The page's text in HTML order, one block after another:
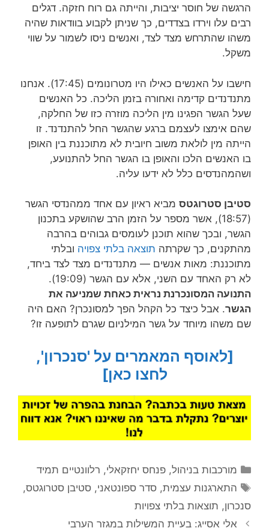
הרגשה של חוסר יציבות, והייתה גם רוח חזקה. דגלים
רבים עלו וירדו בצדדים, כך שניתן לקבוע בוודאות שהיה
משהו שהתרחש מצד לצד, ואנשים ניסו לשמור על שווי
משקל.
חישבו על האנשים כאילו היו מטרונומים (17:45).
אנחנו
מתנדנדים קדימה ואחורה בזמן הליכה. כל האנשים
שעל הגשר הפגינו מין הליכה מוזרה כזו של החלקה,
שהם אימצו לעצמם ברגע שהגשר החל להתנדנד. זו
הייתה מין לולאת משוב חיובית לא מתוכננת בין האופן
בו האנשים הלכו והאופן בו הגשר החל להתנועע,
ושהמהנדסים כלל לא ידעו עליה.
סטיבן סטרוגטס מביא ראיון עם אחד ממהנדסי הגשר
(18:57), אשר מספר על הזמן הרב שהושקע בתכנון
הגשר, ובכך שהוא תוכנן לעומסים גבוהים בהרבה
מהתקנים, כך שקרתה תוצאה בלתי צפויה ובלתי
מתוכננת: מאות אנשים — מתנדנדים מצד לצד ביחד,
לא רק האחד עם השני, אלא עם הגשר (19:09).
התנועה המסונכרנת נראית כאחת שמניעה את
הגשר. אבל כיצד כל הקהל הפך למסונכרן? האם היה
שם משהו מיוחד על גשר המילניום שגרם לתופעה זו?
[לאוסף המאמרים על 'סנכרון',
לחצו כאן]
קטגוריות
מורכבות בניהול,פנחס יחזקאלי, רלוונטיים תמיד
תגיות
התארגנות עצמית,סדר ספונטאני,סטיבן סטרוגטס,
סנכרון, תוצאות בלתי צפויות
אלי אסייג: בעיית המשילות במגזר הערבי